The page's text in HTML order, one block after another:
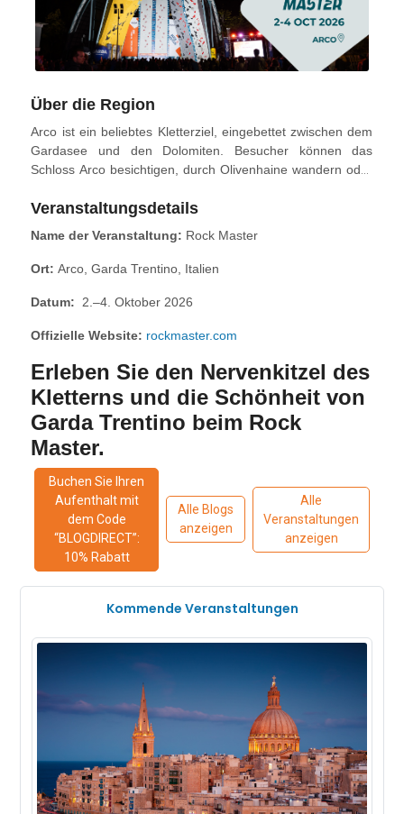
Über die Region
Arco ist ein beliebtes Kletterziel, eingebettet zwischen dem
Gardasee und den Dolomiten. Besucher können das
Schloss Arco besichtigen, durch Olivenhaine wandern oder
und Torbole genießen. Die Kombination aus Bergen und
Veranstaltungsdetails
Name der Veranstaltung: Rock Master
Ort: Arco, Garda Trentino, Italien
Datum: 2.–4. Oktober 2026
Offizielle Website: rockmaster.com
Erleben Sie den Nervenkitzel des
Kletterns und die Schönheit von
Garda Trentino beim Rock
Master.
Buchen Sie Ihren
Aufenthalt mit
dem Code
“BLOGDIRECT”:
10% Rabatt
Alle Blogs
anzeigen
Alle
Veranstaltungen
anzeigen
Kommende Veranstaltungen